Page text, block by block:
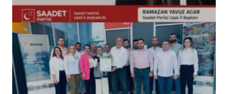
(başlıksız)
Alaattin Karahan tarafından 14/07/2026